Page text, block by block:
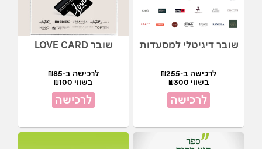
שובר דיגיטלי למסעדות
לרכישה ב-₪255
בשווי ₪300
לרכישה
שובר LOVE CARD
לרכישה ב-₪85
בשווי ₪100
לרכישה